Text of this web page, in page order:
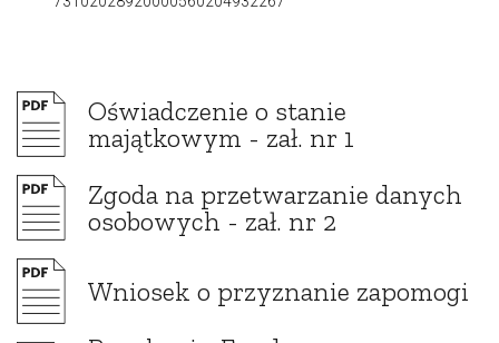
Oświadczenie o stanie
majątkowym - zał. nr 1
Zgoda na przetwarzanie danych
osobowych - zał. nr 2
Wniosek o przyznanie zapomogi